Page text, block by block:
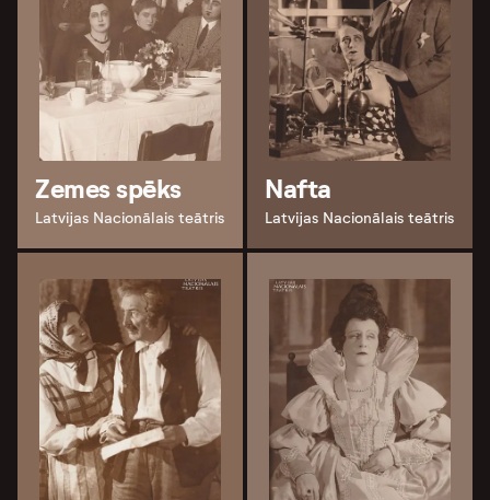
Zemes spēks
Latvijas Nacionālais teātris
Nafta
Latvijas Nacionālais teātris